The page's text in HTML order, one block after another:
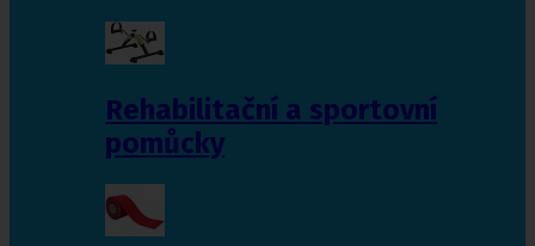
Rehabilitační a sportovní
pomůcky